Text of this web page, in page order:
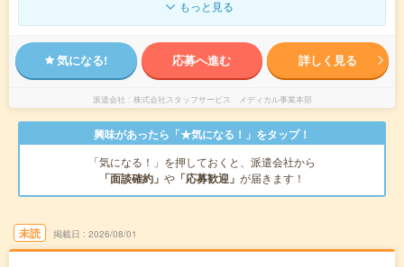
もっと見る
気になる! 応募へ進む 詳しく見る
派遣会社 株式会社スタッフサービス メディカル事業本部
興味があったら「★気になる！」をタップ！
「気になる！」を押しておくと、派遣会社から
「面談確約」 や 「応募歓迎」 が届きます！
未読 掲載日 2026/08/01